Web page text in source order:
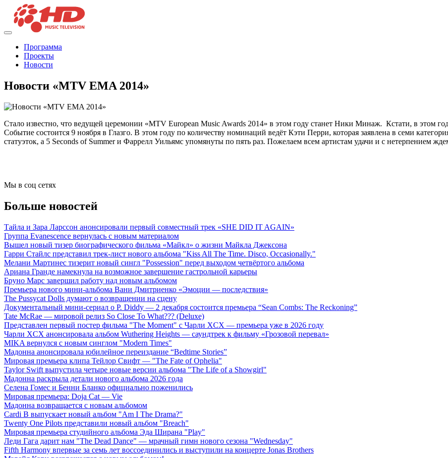
Программа
Проекты
Новости
Новости «MTV EMA 2014»
Стало известно, что ведущей церемонии «MTV European Music Awards 2014» в этом году станет Ники Минаж. Кстати, в этом
Событие состоится 9 ноября в Глазго. В этом году по количеству номинаций ведёт Кэти Перри, которая заявлена в семи
статуэток, а 5 Seconds of Summer и Фаррелл Уильямс упомянуты по пять раз. Пожелаем всем артистам удачи и с нетерпением
Мы в соц сетях
Больше новостей
Тайла и Зара Ларссон анонсировали первый совместный трек «SHE DID IT AGAIN»
Группа Evanescence вернулась с новым материалом
Вышел новый тизер биографического фильма «Майкл» о жизни Майкла Джексона
Гарри Стайлс представил трек-лист нового альбома "Kiss All The Time. Disco, Occasionally."
Мелани Мартинес тизерит новый сингл "Possession" перед выходом четвёртого альбома
Ариана Гранде намекнула на возможное завершение гастрольной карьеры
Бруно Марс завершил работу над новым альбомом
Премьера нового мини-альбома Вани Дмитриенко «Эмоции — последствия»
The Pussycat Dolls думают о возвращении на сцену
Документальный мини-сериал о P. Diddy — 2 декабря состоится премьера “Sean Combs: The Reckoning”
Tate McRae — мировой релиз So Close To What??? (Deluxe)
Представлен первый постер фильма "The Moment" с Чарли XCX — премьера уже в 2026 году
Чарли XCX анонсировала альбом Wuthering Heights — саундтрек к фильму «Грозовой перевал»
MIKA вернулся с новым синглом "Modern Times"
Мадонна анонсировала юбилейное переиздание “Bedtime Stories”
Мировая премьера клипа Тейлор Свифт — "The Fate of Ophelia"
Taylor Swift выпустила четыре новые версии альбома "The Life of a Showgirl"
Мадонна раскрыла детали нового альбома 2026 года
Селена Гомес и Бенни Бланко официально поженились
Мировая премьера: Doja Cat — Vie
Мадонна возвращается с новым альбомом
Cardi B выпускает новый альбом "Am I The Drama?"
Twenty One Pilots представили новый альбом "Breach"
Мировая премьера студийного альбома Эда Ширана "Play"
Леди Гага дарит нам "The Dead Dance" — мрачный гимн нового сезона "Wednesday"
Fifth Harmony впервые за семь лет воссоединились и выступили на концерте Jonas Brothers